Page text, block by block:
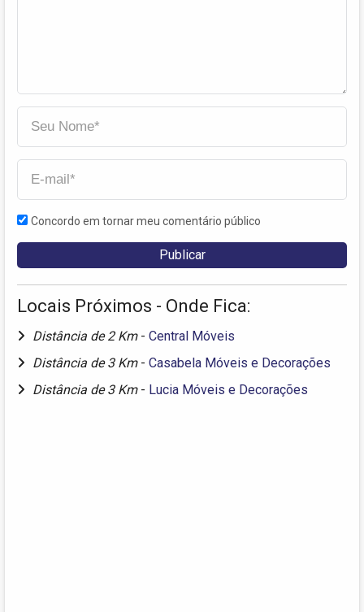
Concordo em tornar meu comentário público
Locais Próximos - Onde Fica:
Distância de 2 Km - Central Móveis
Distância de 3 Km - Casabela Móveis e Decorações
Distância de 3 Km - Lucia Móveis e Decorações